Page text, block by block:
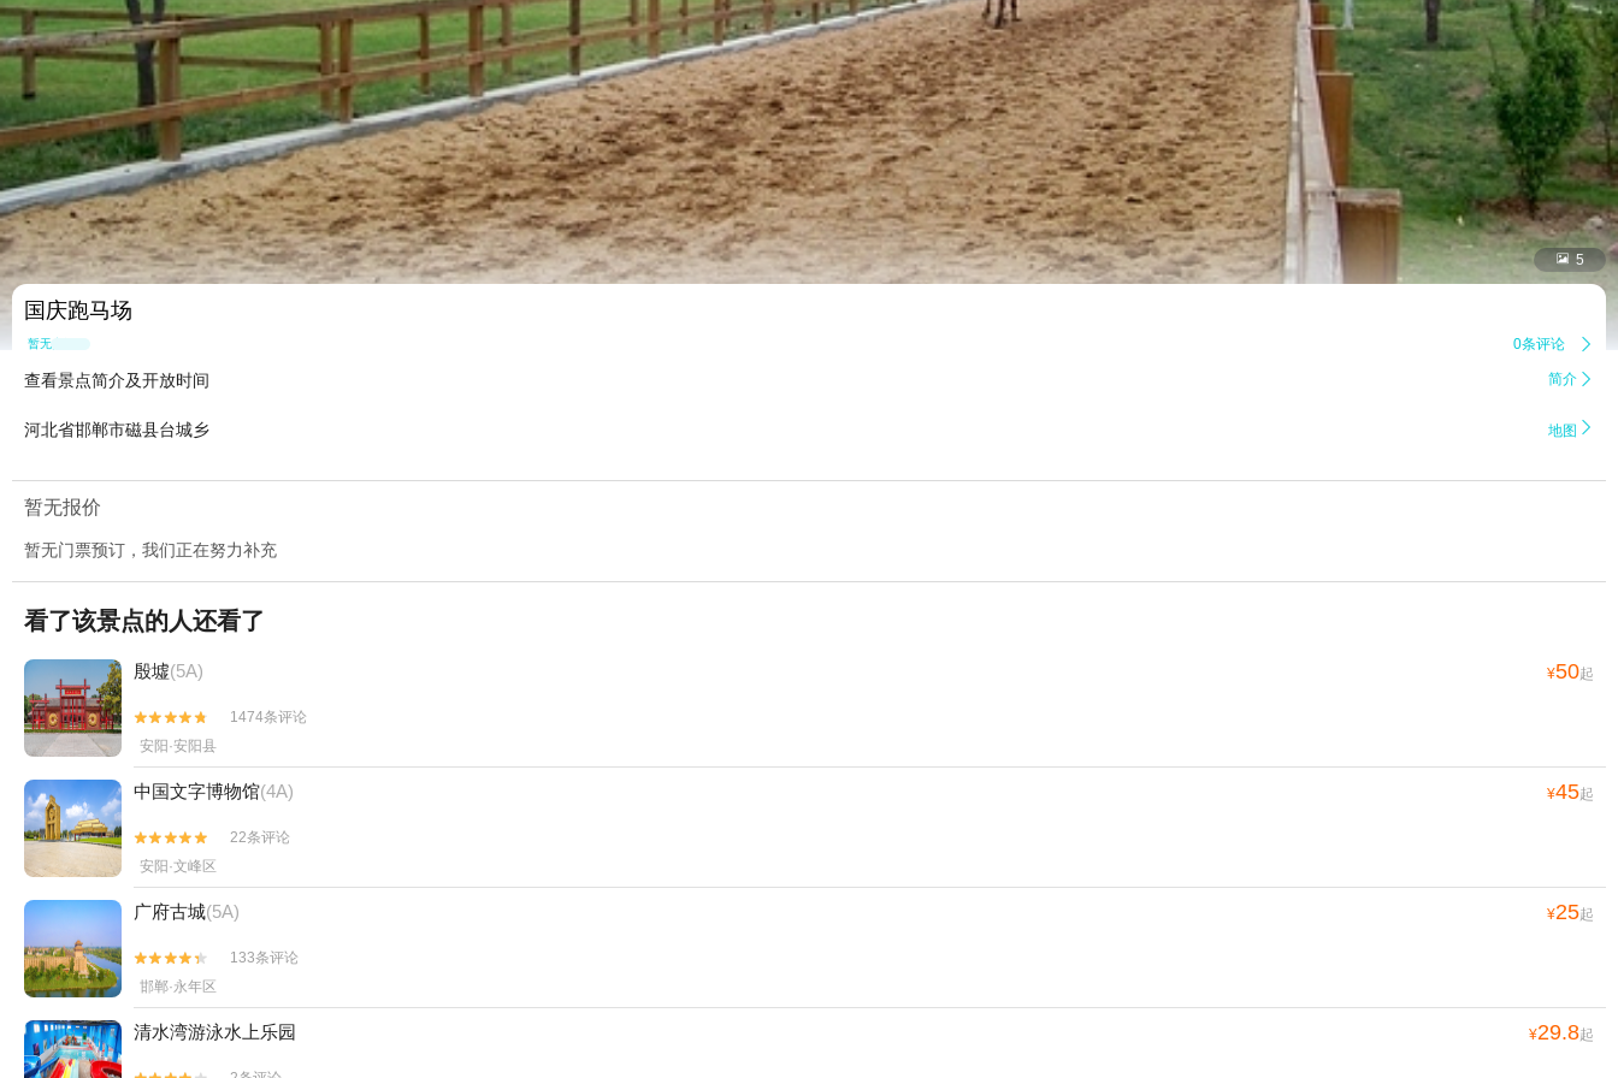
 5
国庆跑马场
暂无点评 0条评论 
查看景点简介及开放时间 简介 
河北省邯郸市磁县台城乡 地图 
暂无报价
暂无门票预订，我们正在努力补充
看了该景点的人还看了
殷墟(5A) ¥50起


1474条评论
安阳·安阳县
中国文字博物馆(4A) ¥45起


22条评论
安阳·文峰区
广府古城(5A) ¥25起


133条评论
邯郸·永年区
清水湾游泳水上乐园 ¥29.8起